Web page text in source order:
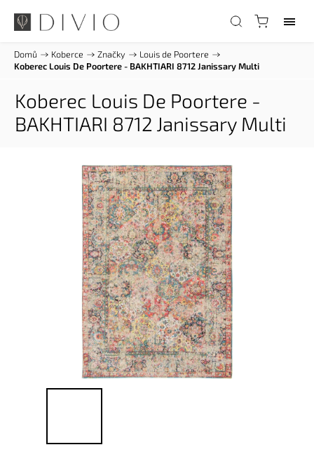
Domů / Koberce / Značky / Louis de Poortere /
Koberec Louis De Poortere - BAKHTIARI 8712 Janissary Multi
Koberec Louis De Poortere -
BAKHTIARI 8712 Janissary Multi